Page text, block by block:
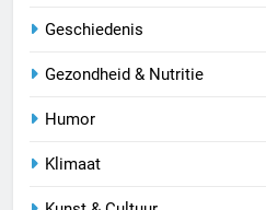
Geschiedenis
Gezondheid & Nutritie
Humor
Klimaat